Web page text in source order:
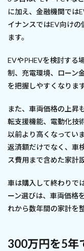
に加え、金融機関では
イナンスではEV向け
ます。
EVやPHEVを検討する
制、充電環境、ローン
を把握しやすくなります
また、車両価格の上昇
転支援機能、電動化技
以前より高くなってい
返済額だけでなく、車
ス費用まで含めた家計
車は購入して終わりで
ーン選びは、車両価格
れから数年間の家計を
300万円を5年